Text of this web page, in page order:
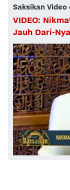
Saksikan
VIDEO:
Jauh Dari-Nya